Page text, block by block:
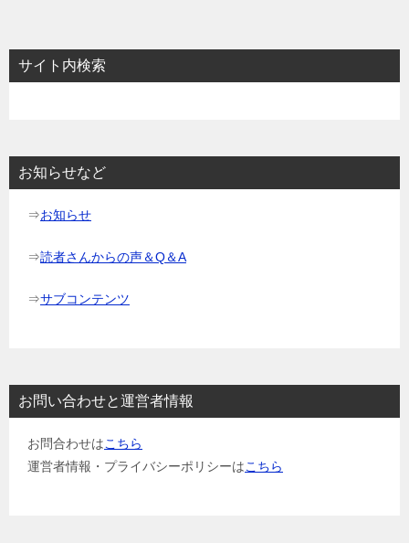
サイト内検索
お知らせなど
⇒お知らせ
⇒読者さんからの声＆Q＆A
⇒サブコンテンツ
お問い合わせと運営者情報
お問合わせはこちら
運営者情報・プライバシーポリシーはこちら